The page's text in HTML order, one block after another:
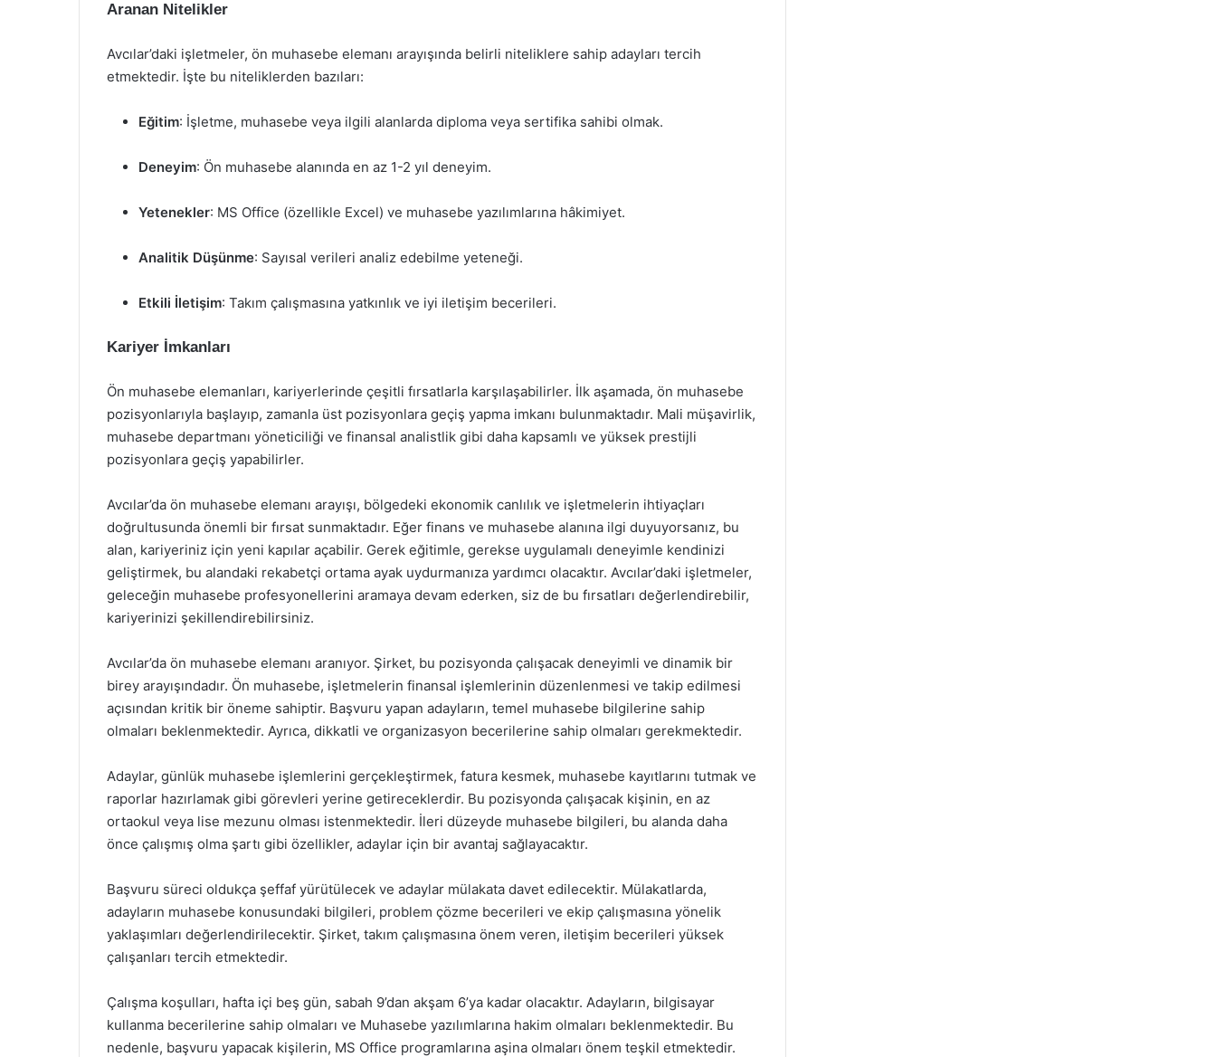
Aranan Nitelikler
Avcılar’daki işletmeler, ön muhasebe elemanı arayışında belirli niteliklere sahip adayları tercih
etmektedir. İşte bu niteliklerden bazıları:
Eğitim: İşletme, muhasebe veya ilgili alanlarda diploma veya sertifika sahibi olmak.
Deneyim: Ön muhasebe alanında en az 1-2 yıl deneyim.
Yetenekler: MS Office (özellikle Excel) ve muhasebe yazılımlarına hâkimiyet.
Analitik Düşünme: Sayısal verileri analiz edebilme yeteneği.
Etkili İletişim: Takım çalışmasına yatkınlık ve iyi iletişim becerileri.
Kariyer İmkanları
Ön muhasebe elemanları, kariyerlerinde çeşitli fırsatlarla karşılaşabilirler. İlk aşamada, ön muhasebe
pozisyonlarıyla başlayıp, zamanla üst pozisyonlara geçiş yapma imkanı bulunmaktadır. Mali müşavirlik,
muhasebe departmanı yöneticiliği ve finansal analistlik gibi daha kapsamlı ve yüksek prestijli
pozisyonlara geçiş yapabilirler.
Avcılar’da ön muhasebe elemanı arayışı, bölgedeki ekonomik canlılık ve işletmelerin ihtiyaçları
doğrultusunda önemli bir fırsat sunmaktadır. Eğer finans ve muhasebe alanına ilgi duyuyorsanız, bu
alan, kariyeriniz için yeni kapılar açabilir. Gerek eğitimle, gerekse uygulamalı deneyimle kendinizi
geliştirmek, bu alandaki rekabetçi ortama ayak uydurmanıza yardımcı olacaktır. Avcılar’daki işletmeler,
geleceğin muhasebe profesyonellerini aramaya devam ederken, siz de bu fırsatları değerlendirebilir,
kariyerinizi şekillendirebilirsiniz.
Avcılar’da ön muhasebe elemanı aranıyor. Şirket, bu pozisyonda çalışacak deneyimli ve dinamik bir
birey arayışındadır. Ön muhasebe, işletmelerin finansal işlemlerinin düzenlenmesi ve takip edilmesi
açısından kritik bir öneme sahiptir. Başvuru yapan adayların, temel muhasebe bilgilerine sahip
olmaları beklenmektedir. Ayrıca, dikkatli ve organizasyon becerilerine sahip olmaları gerekmektedir.
Adaylar, günlük muhasebe işlemlerini gerçekleştirmek, fatura kesmek, muhasebe kayıtlarını tutmak ve
raporlar hazırlamak gibi görevleri yerine getireceklerdir. Bu pozisyonda çalışacak kişinin, en az
ortaokul veya lise mezunu olması istenmektedir. İleri düzeyde muhasebe bilgileri, bu alanda daha
önce çalışmış olma şartı gibi özellikler, adaylar için bir avantaj sağlayacaktır.
Başvuru süreci oldukça şeffaf yürütülecek ve adaylar mülakata davet edilecektir. Mülakatlarda,
adayların muhasebe konusundaki bilgileri, problem çözme becerileri ve ekip çalışmasına yönelik
yaklaşımları değerlendirilecektir. Şirket, takım çalışmasına önem veren, iletişim becerileri yüksek
çalışanları tercih etmektedir.
Çalışma koşulları, hafta içi beş gün, sabah 9’dan akşam 6’ya kadar olacaktır. Adayların, bilgisayar
kullanma becerilerine sahip olmaları ve Muhasebe yazılımlarına hakim olmaları beklenmektedir. Bu
nedenle, başvuru yapacak kişilerin, MS Office programlarına aşina olmaları önem teşkil etmektedir.